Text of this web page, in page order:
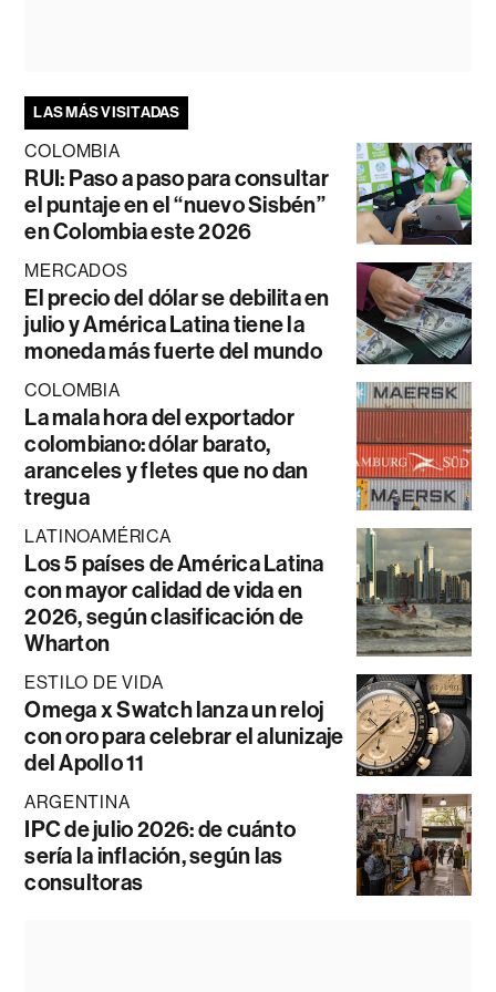
LAS MÁS VISITADAS
COLOMBIA
RUI: Paso a paso para consultar
el puntaje en el “nuevo Sisbén”
en Colombia este 2026
MERCADOS
El precio del dólar se debilita en
julio y América Latina tiene la
moneda más fuerte del mundo
COLOMBIA
La mala hora del exportador
colombiano: dólar barato,
aranceles y fletes que no dan
tregua
LATINOAMÉRICA
Los 5 países de América Latina
con mayor calidad de vida en
2026, según clasificación de
Wharton
ESTILO DE VIDA
Omega x Swatch lanza un reloj
con oro para celebrar el alunizaje
del Apollo 11
ARGENTINA
IPC de julio 2026: de cuánto
sería la inflación, según las
consultoras